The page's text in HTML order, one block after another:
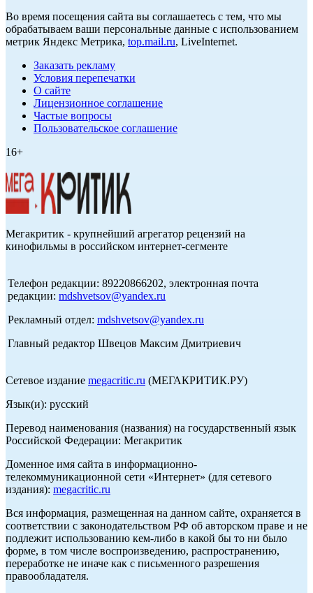
Во время посещения сайта вы соглашаетесь с тем, что мы
обрабатываем ваши персональные данные с использованием
метрик Яндекс Метрика, top.mail.ru, LiveInternet.
Заказать рекламу
Условия перепечатки
О сайте
Лицензионное соглашение
Частые вопросы
Пользовательское соглашение
16+
Мегакритик - крупнейший агрегатор рецензий на
кинофильмы в российском интернет-сегменте
Телефон редакции: 89220866202, электронная почта
редакции: mdshvetsov@yandex.ru
Рекламный отдел: mdshvetsov@yandex.ru
Главный редактор Швецов Максим Дмитриевич
Сетевое издание megacritic.ru (МЕГАКРИТИК.РУ)
Язык(и): русский
Перевод наименования (названия) на государственный язык
Российской Федерации: Мегакритик
Доменное имя сайта в информационно-
телекоммуникационной сети «Интернет» (для сетевого
издания): megacritic.ru
Вся информация, размещенная на данном сайте, охраняется в
соответствии с законодательством РФ об авторском праве и не
подлежит использованию кем-либо в какой бы то ни было
форме, в том числе воспроизведению, распространению,
переработке не иначе как с письменного разрешения
правообладателя.